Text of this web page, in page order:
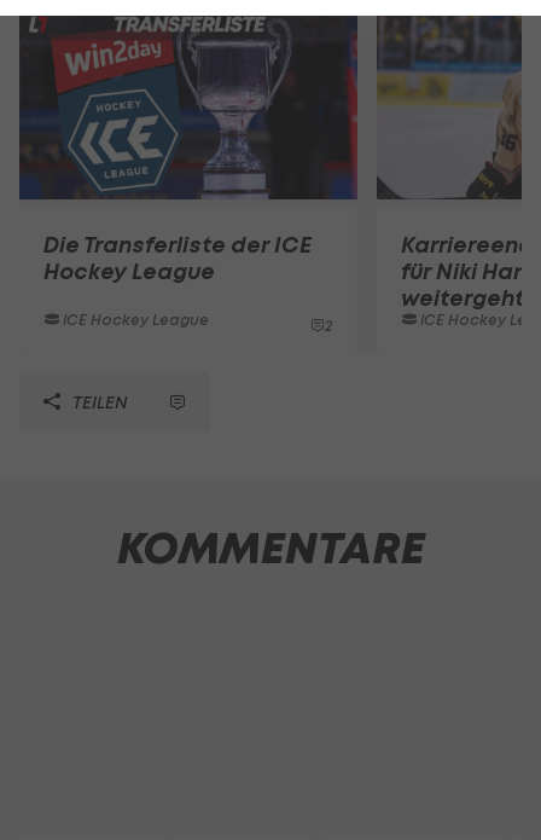
Die Transferliste der ICE
Hockey League
ICE Hockey League 2
für Niki Hartl
weitergeht
ICE Hockey
TEILEN
KOMMENTARE